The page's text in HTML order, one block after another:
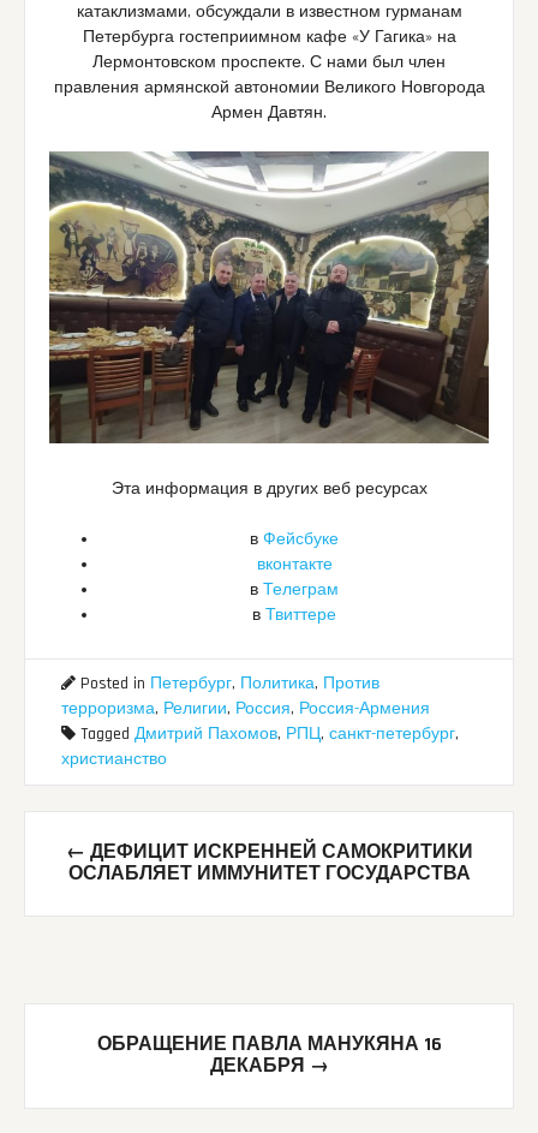
катаклизмами, обсуждали в известном гурманам
Петербурга гостеприимном кафе «У Гагика» на
Лермонтовском проспекте. С нами был член
правления армянской автономии Великого Новгорода
Армен Давтян.
Эта информация в других веб ресурсах
в Фейсбуке
вконтакте
в Телеграм
в Твиттере
Posted in Петербург, Политика, Против
терроризма, Религии, Россия, Россия-Армения
Tagged Дмитрий Пахомов, РПЦ, санкт-петербург,
христианство
Post
navigation
← ДЕФИЦИТ ИСКРЕННЕЙ САМОКРИТИКИ
ОСЛАБЛЯЕТ ИММУНИТЕТ ГОСУДАРСТВА
ОБРАЩЕНИЕ ПАВЛА МАНУКЯНА 16
ДЕКАБРЯ →